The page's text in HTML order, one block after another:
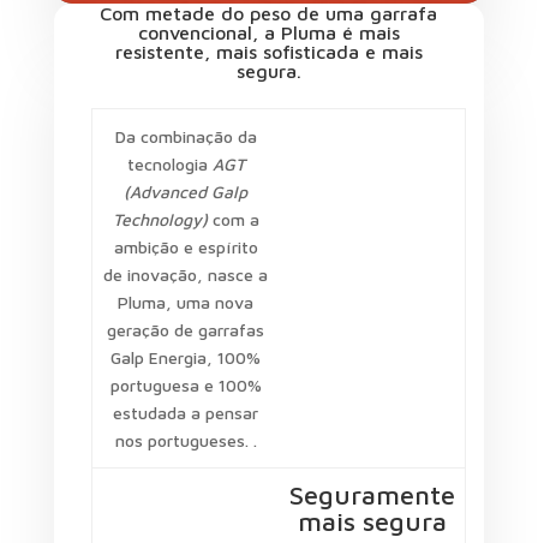
Com metade do peso de uma garrafa
convencional, a Pluma é mais
resistente, mais sofisticada e mais
segura.
Da combinação da
tecnologia AGT
(Advanced Galp
Technology)com a
ambição e espírito
de inovação, nasce a
Pluma, uma nova
geração de garrafas
Galp Energia, 100%
portuguesa e 100%
estudada a pensar
nos portugueses. .
Seguramente
mais segura